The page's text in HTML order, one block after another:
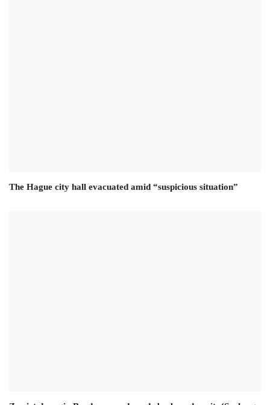
The Hague city hall evacuated amid “suspicious situation”